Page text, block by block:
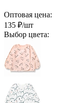
Оптовая цена:
135 ₽/шт
Выбор цвета: